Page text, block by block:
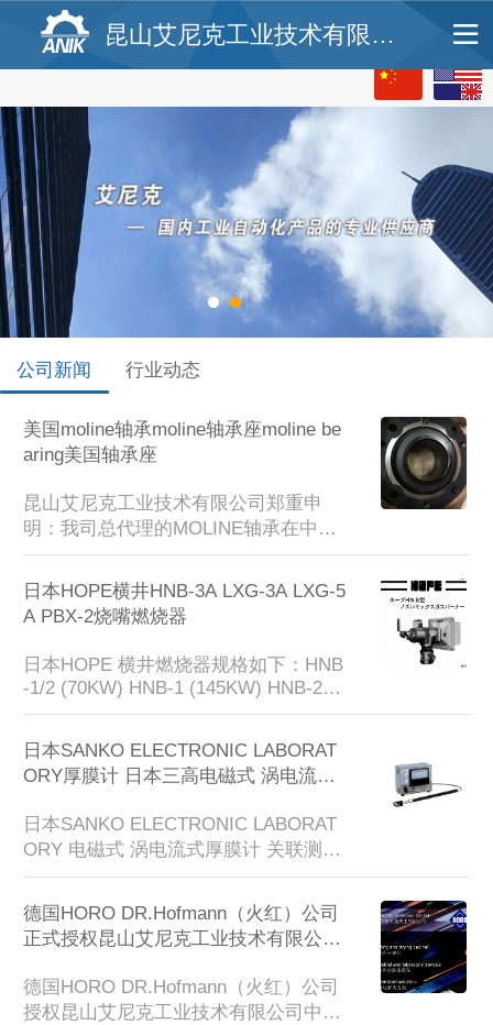
昆山艾尼克工业技术有限公司
公司新闻 行业动态
美国moline轴承moline轴承座moline be
aring美国轴承座
昆山艾尼克工业技术有限公司郑重申
明：我司总代理的MOLINE轴承在中国
区没有设立其他授权销售渠道和经销
商，网络上其他公司销售的MOLINE产
品并非MOLINE工厂生产。如果需要确
认请直接发我司MOLINE工厂电子邮
件：sales@molinebearing.com或者致
电我司MOLINE工厂：800.242.4633 63
0.584.1999进行确认。Moline Bearing
日本HOPE横井HNB-3A LXG-3A LXG-5
A PBX-2烧嘴燃烧器
日本HOPE 横井燃烧器规格如下：HNB
-1/2 (70KW) HNB-1 (145KW) HNB-2(2
50KW) HNB-3(480KW) HNB-4(740KW)
HNB-1/2 15KG HNB-1 13KG HNB-2 23
KG HNB-3 42KG HNB-4 85KG HNB-5
日本SANKO ELECTRONIC LABORAT
ORY厚膜计 日本三高电磁式 涡电流式
日本SANKO ELECTRONIC LABORAT
ORY 电磁式 涡电流式厚膜计 关联测定
器 检查器 铁片探知器 检针器 X线异物
检查装载 铁钢筋探查机 电气式水分计
温度计等等电磁式 涡电流式厚膜计规
格和型号：SWT-NEO SFN-325 SFE-2.
5/SFE-2.5L SFE-2.5L WA SFE-0.6L/LA
N SFE-0.6 PEN SFE-10 SFE-20...
德国HORO DR.Hofmann（火红）公司
正式授权昆山艾尼克工业技术有限公司
德国HORO DR.Hofmann（火红）公司
授权昆山艾尼克工业技术有限公司中国